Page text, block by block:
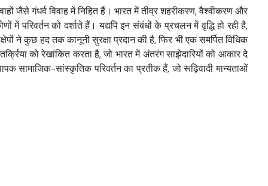
जैसे गंधर्व विवाह में निहित हैं। भारत में तीव्र शहरीकरण, वैश्वीकरण और
परिवर्तन को दर्शाते हैं। यद्यपि इन संबंधों के प्रचलन में वृद्धि हो रही है,
ने कुछ हद तक कानूनी सुरक्षा प्रदान की है, फिर भी एक समर्पित विधिक
को रेखांकित करता है, जो भारत में अंतरंग साझेदारियों को आकार दे
सामाजिक-सांस्कृतिक परिवर्तन का प्रतीक हैं, जो रूढ़िवादी मान्यताओं